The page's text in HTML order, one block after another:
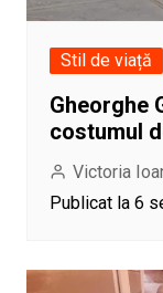
Stil de viață
Gheorghe
costumul
Victoria
Publicat la 6